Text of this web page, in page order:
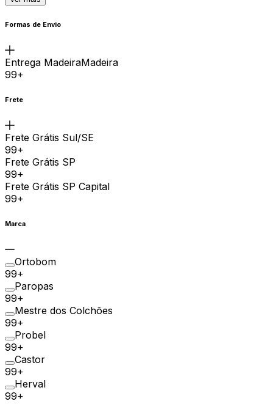
Formas de Envio
Entrega MadeiraMadeira
99+
Frete
Frete Grátis Sul/SE
99+
Frete Grátis SP
99+
Frete Grátis SP Capital
99+
Marca
Ortobom
99+
Paropas
99+
Mestre dos Colchões
99+
Probel
99+
Castor
99+
Herval
99+